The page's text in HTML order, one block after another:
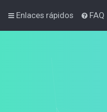
Enlaces rápidos FAQ